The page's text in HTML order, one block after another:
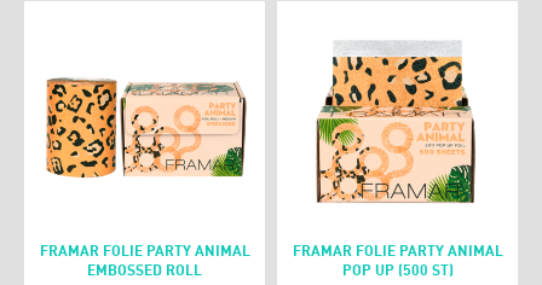
FRAMAR FOLIE PARTY ANIMAL
EMBOSSED ROLL
FRAMAR FOLIE PARTY ANIMAL
POP UP (500 ST)